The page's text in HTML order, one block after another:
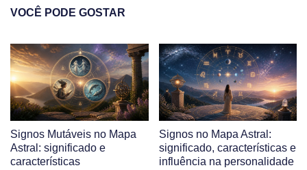
VOCÊ PODE GOSTAR
Signos Mutáveis no Mapa
Astral: significado e
características
Signos no Mapa Astral:
significado, características e
influência na personalidade